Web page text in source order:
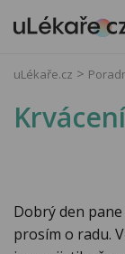
uLékaře.cz
Dobrý den
prosím o radu.